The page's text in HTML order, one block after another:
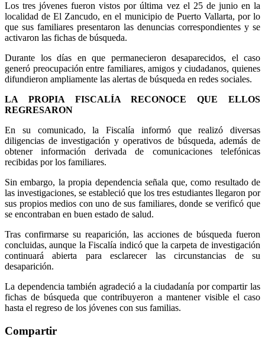
Los tres jóvenes fueron vistos por última vez el 25 de junio en la
localidad de El Zancudo, en el municipio de Puerto Vallarta, por lo
que sus familiares presentaron las denuncias correspondientes y se
activaron las fichas de búsqueda.
Durante los días en que permanecieron desaparecidos, el caso
generó preocupación entre familiares, amigos y ciudadanos, quienes
difundieron ampliamente las alertas de búsqueda en redes sociales.
LA PROPIA FISCALÍA RECONOCE QUE ELLOS
REGRESARON
En su comunicado, la Fiscalía informó que realizó diversas
diligencias de investigación y operativos de búsqueda, además de
obtener información derivada de comunicaciones telefónicas
recibidas por los familiares.
Sin embargo, la propia dependencia señala que, como resultado de
las investigaciones, se estableció que los tres estudiantes llegaron por
sus propios medios con uno de sus familiares, donde se verificó que
se encontraban en buen estado de salud.
Tras confirmarse su reaparición, las acciones de búsqueda fueron
concluidas, aunque la Fiscalía indicó que la carpeta de investigación
continuará abierta para esclarecer las circunstancias de su
desaparición.
La dependencia también agradeció a la ciudadanía por compartir las
fichas de búsqueda que contribuyeron a mantener visible el caso
hasta el regreso de los jóvenes con sus familias.
Compartir